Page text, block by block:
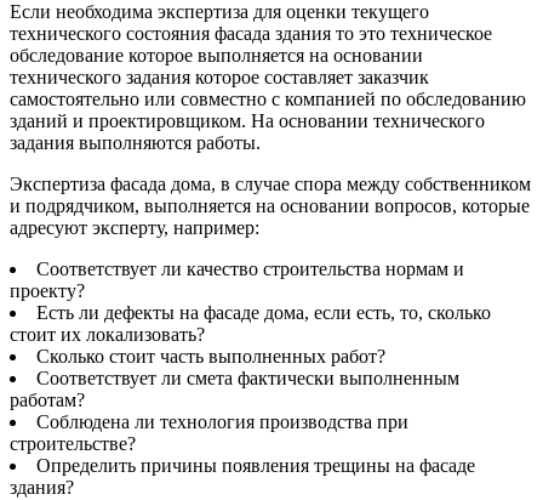
Если необходима экспертиза для оценки текущего
технического состояния фасада здания то это техническое
обследование которое выполняется на основании
технического задания которое составляет заказчик
самостоятельно или совместно с компанией по обследованию
зданий и проектировщиком. На основании технического
задания выполняются работы.
Экспертиза фасада дома, в случае спора между собственником
и подрядчиком, выполняется на основании вопросов, которые
адресуют эксперту, например:
Соответствует ли качество строительства нормам и
проекту?
Есть ли дефекты на фасаде дома, если есть, то, сколько
стоит их локализовать?
Сколько стоит часть выполненных работ?
Соответствует ли смета фактически выполненным
работам?
Соблюдена ли технология производства при
строительстве?
Определить причины появления трещины на фасаде
здания?